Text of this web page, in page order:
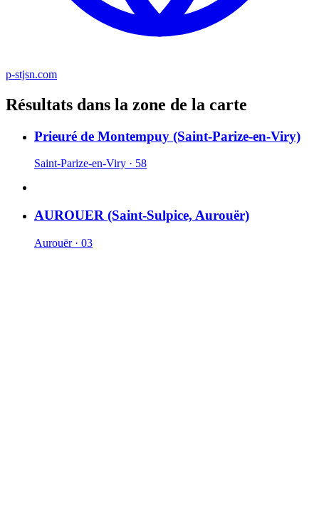
p-stjsn.com
Résultats dans la zone de la carte
Prieuré de Montempuy (Saint-Parize-en-Viry)
Saint-Parize-en-Viry · 58
AUROUER (Saint-Sulpice, Aurouër)
Aurouër · 03